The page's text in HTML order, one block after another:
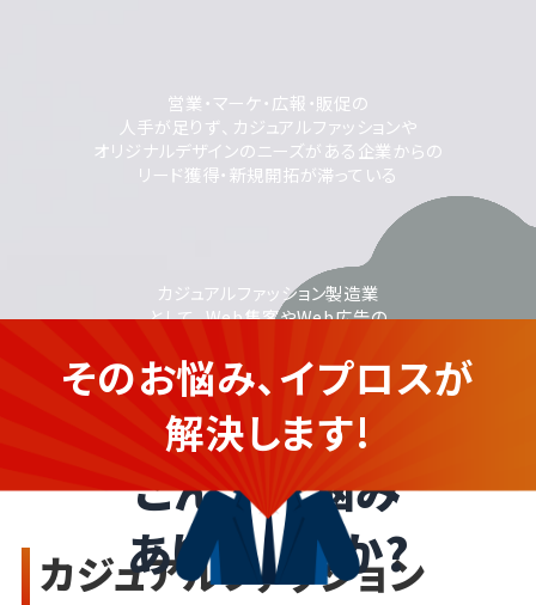
カジュアルファッションメーカー
の企業さま
こんなお悩み
ありませんか?
営業・マーケ・広報・販促の
人手が足りず、カジュアルファッションや
オリジナルデザインのニーズがある企業からの
リード獲得・新規開拓が滞っている
カジュアルファッション製造業
として、Web集客やWeb広告の
運用に不安がある
そのお悩み、イプロスが
解決します!
カジュアルファッション